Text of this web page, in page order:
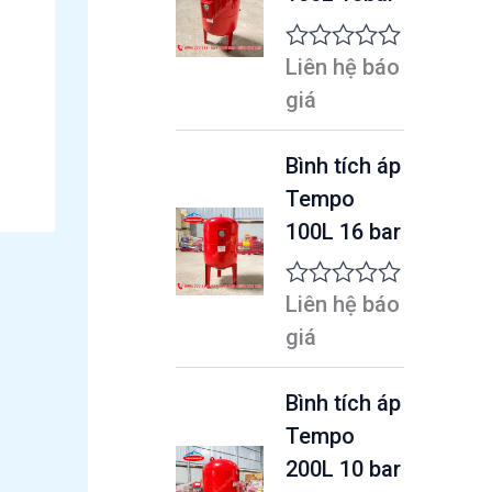
ạ
n
g
0
5
s
a
o
Đ
ợ
c
x
ế
p
h
ạ
n
g
0
5
s
a
o
Liên hệ báo
giá
Bình tích áp
Tempo
100L 16 bar
Đ
ợ
c
x
ế
p
h
ạ
Liên hệ báo
giá
Bình tích áp
Tempo
200L 10 bar